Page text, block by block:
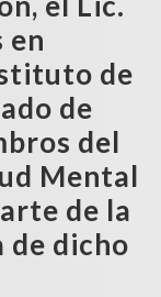
en
de
de
del
Mental
de la
de dicho